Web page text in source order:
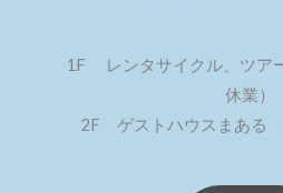
1F レンタサイクル、ツア
休業）
2F ゲストハウスまある